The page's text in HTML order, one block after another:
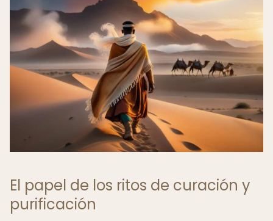
El papel de los ritos de curación y
purificación